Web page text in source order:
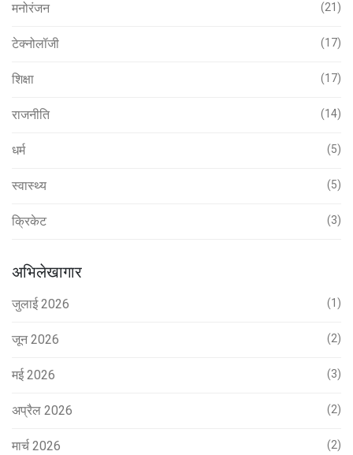
मनोरंजन (21)
टेक्नोलॉजी (17)
शिक्षा (17)
राजनीति (14)
धर्म (5)
स्वास्थ्य (5)
क्रिकेट (3)
अभिलेखागार
जुलाई 2026 (1)
जून 2026 (2)
मई 2026 (3)
अप्रैल 2026 (2)
मार्च 2026 (2)